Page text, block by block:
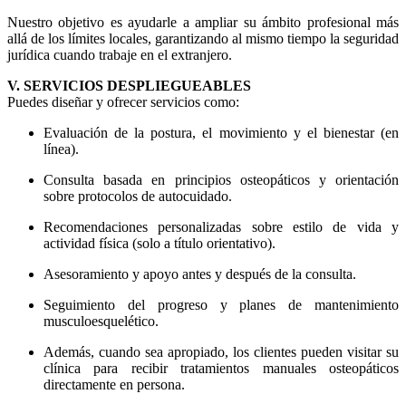
Nuestro objetivo es ayudarle a ampliar su ámbito profesional más
allá de los límites locales, garantizando al mismo tiempo la seguridad
jurídica cuando trabaje en el extranjero.
V. SERVICIOS DESPLIEGUEABLES
Puedes diseñar y ofrecer servicios como:
Evaluación de la postura, el movimiento y el bienestar (en
línea).
Consulta basada en principios osteopáticos y orientación
sobre protocolos de autocuidado.
Recomendaciones personalizadas sobre estilo de vida y
actividad física (solo a título orientativo).
Asesoramiento y apoyo antes y después de la consulta.
Seguimiento del progreso y planes de mantenimiento
musculoesquelético.
Además, cuando sea apropiado, los clientes pueden visitar su
clínica para recibir tratamientos manuales osteopáticos
directamente en persona.